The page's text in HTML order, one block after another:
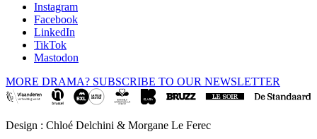
Instagram
Facebook
LinkedIn
TikTok
Mastodon
MORE DRAMA? SUBSCRIBE TO OUR NEWSLETTER
Design : Chloé Delchini & Morgane Le Ferec